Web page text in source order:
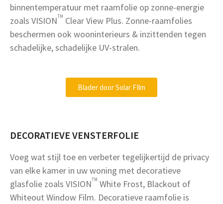
binnentemperatuur met raamfolie op zonne-energie
zoals VISIONTM Clear View Plus. Zonne-raamfolies
beschermen ook wooninterieurs & inzittenden tegen
schadelijke, schadelijke UV-stralen.
Blader door Solar FIlm
DECORATIEVE VENSTERFOLIE
Voeg wat stijl toe en verbeter tegelijkertijd de privacy
van elke kamer in uw woning met decoratieve
glasfolie zoals VISIONTM White Frost, Blackout of
Whiteout Window Film. Decoratieve raamfolie is